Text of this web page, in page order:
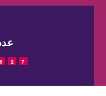
6 2 7